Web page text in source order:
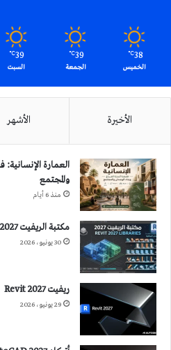
38
℃
الخميس
39
℃
الجمعة
39
℃
السبت
الأخيرة الأشهر
العمارة الإنسانية:
والمجتمع
منذ 6 أيام
مكتبة الريفيت 2027 – Revit 2027 Libraries
30 يونيو، 2026
ريفيت 2027 Revit
29 يونيو، 2026